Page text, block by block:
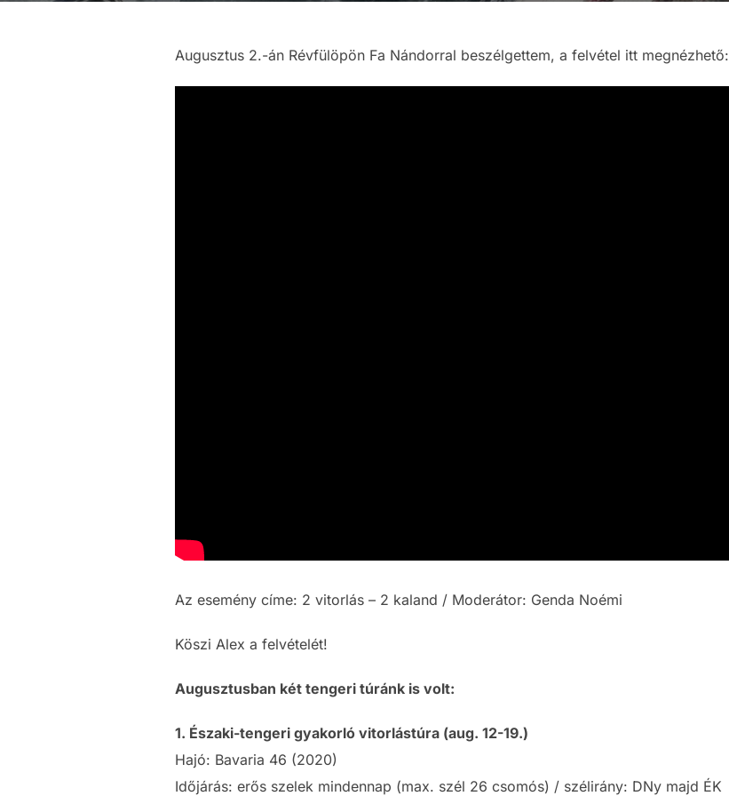
Augusztus 2.-án Révfülöpön Fa Nándorral beszélgettem, a felvétel itt megnézhető:
Az esemény címe: 2 vitorlás – 2 kaland / Moderátor: Genda Noémi
Köszi Alex a felvételét!
Augusztusban két tengeri túránk is volt:
1. Északi-tengeri gyakorló vitorlástúra (aug. 12-19.)
Hajó: Bavaria 46 (2020)
Időjárás: erős szelek mindennap (max. szél 26 csomós) / szélirány: DNy majd ÉK